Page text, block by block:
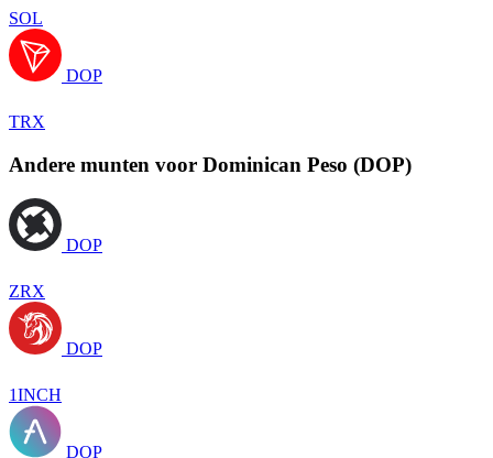
SOL
DOP
TRX
Andere munten voor Dominican Peso (DOP)
DOP
ZRX
DOP
1INCH
DOP